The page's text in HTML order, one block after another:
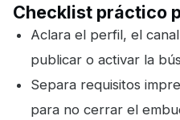
Checklist práctico
Aclara el perfil, el
publicar o activar la
Separa requisitos
para no cerrar el